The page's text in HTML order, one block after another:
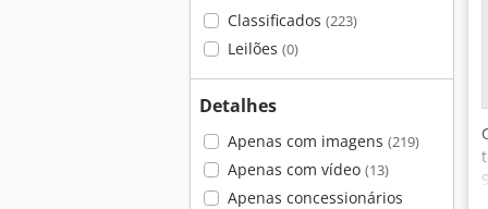
Classificados (223)
Leilões (0)
Detalhes
Apenas com imagens (219)
Apenas com vídeo (13)
Apenas concessionários